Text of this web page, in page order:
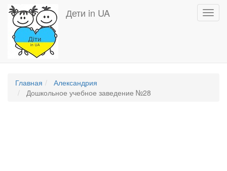
Перейти
основному
содержанию
Дети in UA
Главная
Александрия
Дошкольное учебное заведение №28